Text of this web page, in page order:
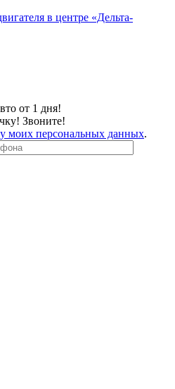
от 1 дня!
Звоните!
моих персональных данных.